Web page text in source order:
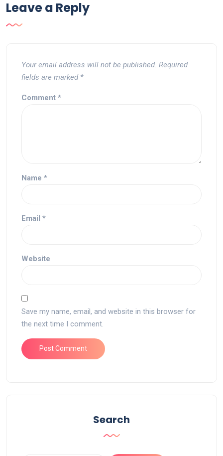
Leave a Reply
Your email address will not be published. Required
fields are marked *
Comment *
Name *
Email *
Website
Save my name, email, and website in this browser for
the next time I comment.
Search